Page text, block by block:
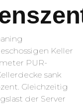
Keller
PUR-
sank
Gleichzeitig
der Server